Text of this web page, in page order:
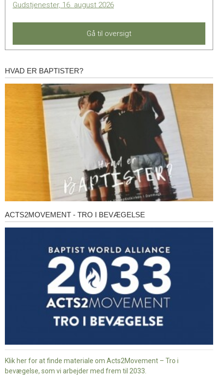
Gudstjenester, 16. august 2026
Gå til oversigt
Hvad
er
HVAD ER BAPTISTER?
Acts2Movement
ACTS2MOVEMENT - TRO I BEVÆGELSE
Klik her for at finde materiale om Acts2Movement – Tro i
bevægelse, som vi arbejder med frem til 2033.